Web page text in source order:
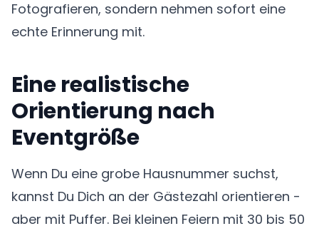
Fotografieren, sondern nehmen sofort eine
echte Erinnerung mit.
Eine realistische
Orientierung nach
Eventgröße
Wenn Du eine grobe Hausnummer suchst,
kannst Du Dich an der Gästezahl orientieren -
aber mit Puffer. Bei kleinen Feiern mit 30 bis 50